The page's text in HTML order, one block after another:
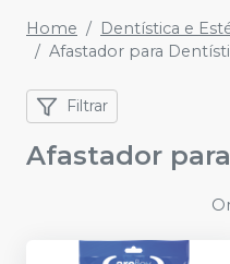
Home
Dentística e
Afastador para
Filtrar
Afastador